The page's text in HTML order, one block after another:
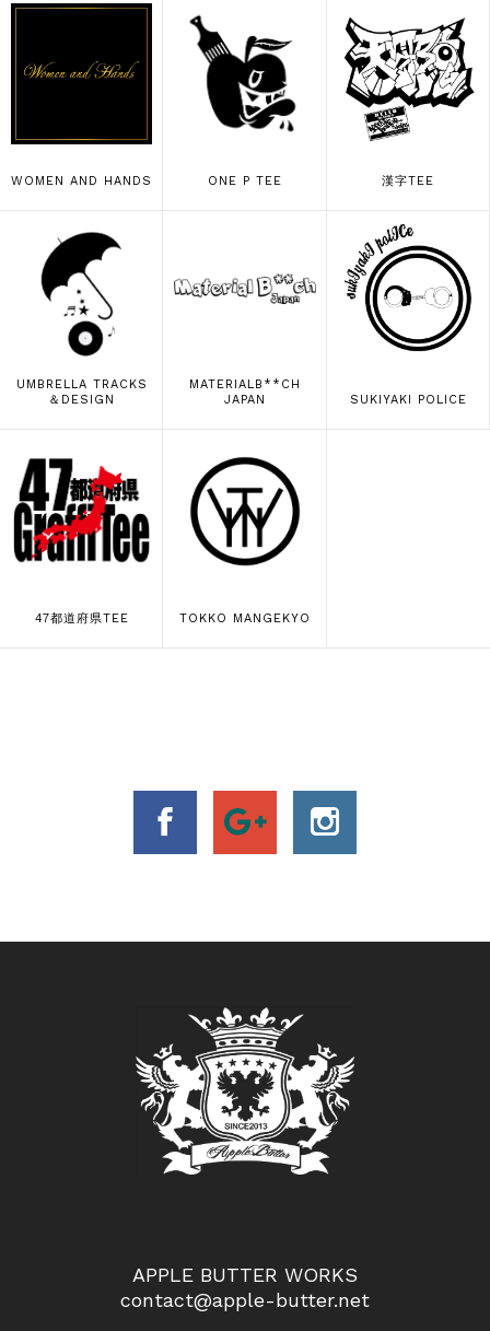
WOMEN AND HANDS ONE P TEE 漢字TEE
UMBRELLA TRACKS
＆DESIGN
MATERIALB**CH
JAPAN
SUKIYAKI POLICE
47都道府県TEE TOKKO MANGEKYO
APPLE BUTTER WORKS
contact@apple-butter.net